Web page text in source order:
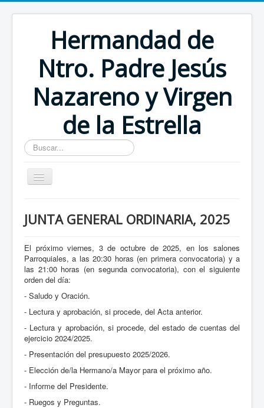
Hermandad de
Ntro. Padre Jesús
Nazareno y Virgen
de la Estrella
Buscar...
JUNTA GENERAL ORDINARIA, 2025
El próximo viernes, 3 de octubre de 2025, en los salones
Parroquiales, a las 20:30 horas (en primera convocatoria) y a
las 21:00 horas (en segunda convocatoria), con el siguiente
orden del día:
- Saludo y Oración.
- Lectura y aprobación, si procede, del Acta anterior.
- Lectura y aprobación, si procede, del estado de cuentas del
ejercicio 2024/2025.
- Presentación del presupuesto 2025/2026.
- Elección de/la Hermano/a Mayor para el próximo año.
- Informe del Presidente.
- Ruegos y Preguntas.